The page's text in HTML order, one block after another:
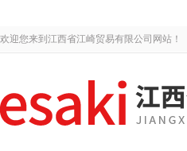
欢迎您来到江西省江崎贸易有限公司网站！